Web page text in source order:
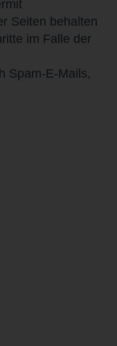
Seiten behalten
im Falle der
Spam-E-Mails,